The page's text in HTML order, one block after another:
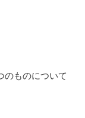
のものについて